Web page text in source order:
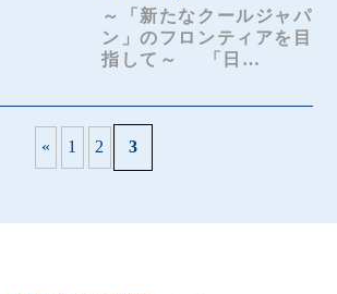
～「新たなクールジャパ
ン」のフロンティアを目
指して～ 「日…
« 1 2 3